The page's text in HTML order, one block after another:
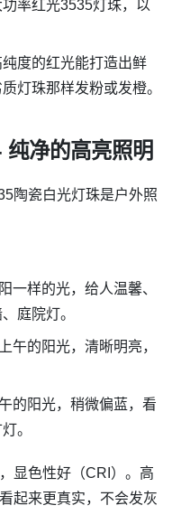
率红光3535灯珠，以
度的红光能打造出鲜
灯珠那样发粉或发橙。
净的高亮照明
陶瓷白光灯珠是户外照
一样的光，给人温馨、
庭院灯。
午的阳光，清晰明亮，
的阳光，稍微偏蓝，看
。
显色性好（CRI）。高
起来更真实，不会发灰